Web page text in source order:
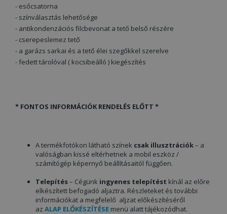
- esőcsatorna
- színválasztás lehetősége
- antikondenzációs filcbevonat a tető belső részére
- cserepeslemez tető
- a garázs sarkai és a tető élei szegőkkel szerelve
- fedett tárolóval ( kocsibeálló ) kiegészítés
* FONTOS INFORMÁCIÓK RENDELÉS ELŐTT *
A termékfotókon látható színek csak illusztrációk– a
valóságban kissé eltérhetnek a mobil eszköz /
számítógép képernyő beállításaitól függően.
Telepítés– Cégünk ingyenes telepítést kínál az előre
elkészített befogadó aljaztra. Részleteket és további
információkat a megfelelő aljzat előkészítéséről
az ALAP ELŐKÉSZÍTÉSE menü alatt tájékozódhat.